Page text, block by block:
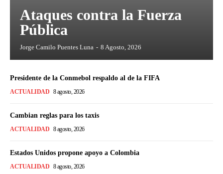
Ataques contra la Fuerza
Pública
Jorge Camilo Puentes Luna - 8 Agosto, 2026
Presidente de la Conmebol respaldo al de la FIFA
ACTUALIDAD 8 agosto, 2026
Cambian reglas para los taxis
ACTUALIDAD 8 agosto, 2026
Estados Unidos propone apoyo a Colombia
ACTUALIDAD 8 agosto, 2026